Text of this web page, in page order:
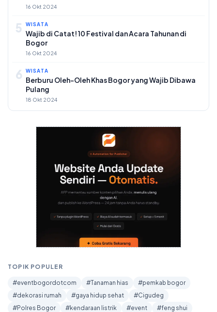
16 Okt 2024
5 WISATA
Wajib di Catat! 10 Festival dan Acara Tahunan di
Bogor
16 Okt 2024
6 WISATA
Berburu Oleh-Oleh Khas Bogor yang Wajib Dibawa
Pulang
18 Okt 2024
TOPIK POPULER
#eventbogordotcom #Tanaman hias
#pemkab bogor
#dekorasi rumah
#gaya hidup sehat
#Cigudeg
#Polres Bogor
#kendaraan listrik #event
#feng shui